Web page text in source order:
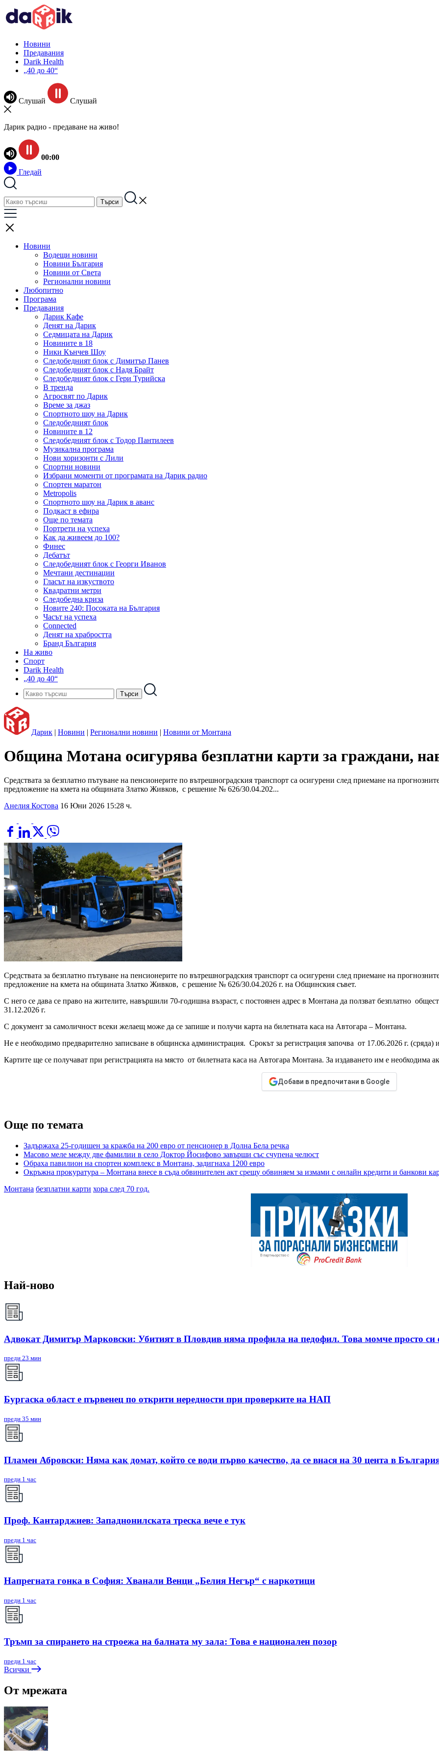
Новини
Предавания
Darik Health
„40 до 40“
Слушай Слушай
Дарик радио - предаване на живо!
00:00
Гледай
Новини
Водещи новини
Новини България
Новини от Света
Регионални новини
Любопитно
Програма
Предавания
Дарик Кафе
Денят на Дарик
Седмицата на Дарик
Новините в 18
Ники Кънчев Шоу
Следобедният блок с Димитър Панев
Следобедният блок с Надя Брайт
Следобедният блок с Гери Турийска
В тренда
Агросвят по Дарик
Време за джаз
Спортното шоу на Дарик
Следобедният блок
Новините в 12
Следобедният блок с Тодор Пантилеев
Музикална програма
Нови хоризонти с Лили
Спортни новини
Избрани моменти от програмата на Дарик радио
Спортен маратон
Metropolis
Спортното шоу на Дарик в аванс
Подкаст в ефира
Още по темата
Портрети на успеха
Как да живеем до 100?
Финес
Дебатът
Следобедният блок с Георги Иванов
Мечтани дестинации
Гласът на изкуството
Квадратни метри
Следобедна криза
Новите 240: Посоката на България
Часът на успеха
Connected
Денят на храбростта
Бранд България
На живо
Спорт
Darik Health
„40 до 40“
Дарик | Новини | Регионални новини | Новини от Монтана
Община Мотана осигурява безплатни карти за граждани,
Средствата за безплатно пътуване на пенсионерите по вътрешноградския транспорт са осигурени след приемане на
предложение на кмета на общината Златко Живков, с решение № 626/30.04.202...
Анелия Костова 16 Юни 2026 15:28 ч.
Средствата за безплатно пътуване на пенсионерите по вътрешноградския транспорт са осигурени след приемане на
предложение на кмета на общината Златко Живков, с решение № 626/30.04.2026 г. на Общинския съвет.
С него се дава се право на жителите, навършили 70-годишна възраст, с постоянен адрес в Монтана да ползват безплатно
31.12.2026 г.
С документ за самоличност всеки желаещ може да се запише и получи карта на билетната каса на Автогара – Монтана.
Не е необходимо предварително записване в общинска администрация. Срокът за регистрация започва от 17.06.2026 г.
Картите ще се получават при регистрацията на място от билетната каса на Автогара Монтана. За издаването им е необходима
Добави в предпочитани в Google
Още по темата
Задържаха 25-годишен за кражба на 200 евро от пенсионер в Долна Бела речка
Масово меле между две фамилии в село Доктор Йосифово завърши със счупена челюст
Обраха павилион на спортен комплекс в Монтана, задигнаха 1200 евро
Окръжна прокуратура – Монтана внесе в съда обвинителен акт срещу обвиняем за измами с онлайн кредити и банкови
Монтана безплатни карти хора след 70 год.
Най-ново
Адвокат Димитър Марковски: Убитият в Пловдив няма профила на педофил. Това момче просто си
преди 23 мин
Бургаска област е първенец по открити нередности при проверките на НАП
преди 35 мин
Пламен Абровски: Няма как домат, който се води първо качество, да се внася на 30 цента в
преди 1 час
Проф. Кантарджиев: Западнонилската треска вече е тук
преди 1 час
Напрегната гонка в София: Хванали Венци „Белия Негър“ с наркотици
преди 1 час
Тръмп за спирането на строежа на балната му зала: Това е национален позор
преди 1 час
Всички
От мрежата